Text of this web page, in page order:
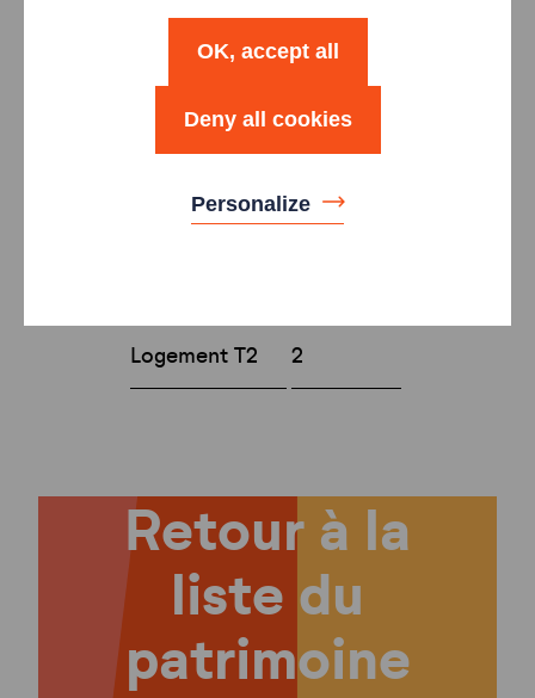
Types et
nombres de
logements
Type Nombre
Logement T2 2
Retour à la
liste du
patrimoine
OK, accept all
Deny all cookies
Personalize